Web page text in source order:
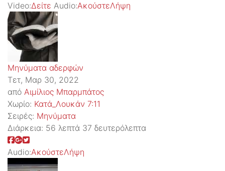
Video:Δείτε Audio:ΑκούστεΛήψη
Μηνύματα αδερφών
Τετ, Μαρ 30, 2022
από Αιμίλιος Μπαρμπάτος
Χωρίο: Κατά_Λουκάν 7:11
Σειρές: Μηνύματα
Διάρκεια: 56 λεπτά 37 δευτερόλεπτα
Audio:ΑκούστεΛήψη